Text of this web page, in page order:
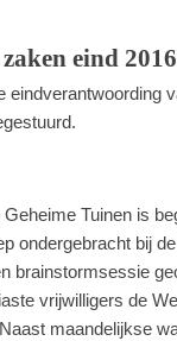
eind 2016
eindverantwoording
Tuinen is
ondergebracht bij
brainstormsessie
vrijwilligers de
maandelijkse